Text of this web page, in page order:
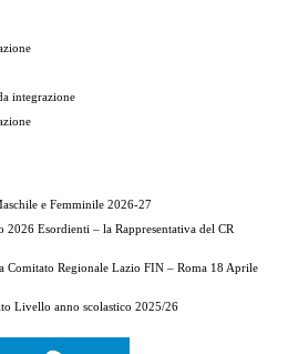
integrazione
e Femminile 2026-27
Esordienti – la Rappresentativa del CR
Comitato Regionale Lazio FIN – Roma 18 Aprile
Livello anno scolastico 2025/26